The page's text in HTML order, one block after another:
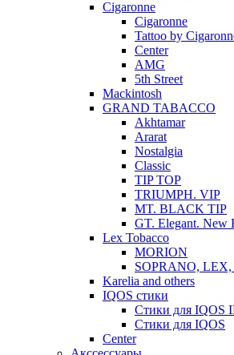
Cigaronne
Cigaronne
Tattoo by
Center
AMG
5th Street
Mackintosh
GRAND TABACCO
Akhtamar
Ararat
Nostalgia
Classic
TIP TOP
TRIUMPH. VIP
MT. BLACK TIP
GT. Elegant. New
Lex Tobacco
MORION
SOPRANO,
Karelia and others
IQOS стики
Стики для IQOS
Стики для IQOS
Сenter